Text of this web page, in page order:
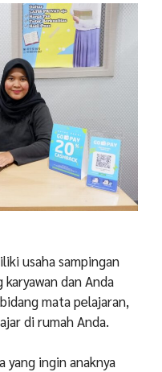
usaha sampingan
dan Anda
mata pelajaran,
di rumah Anda.
yang ingin anaknya